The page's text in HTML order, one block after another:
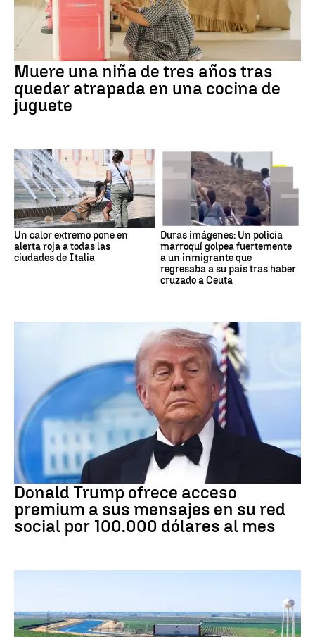
Muere una niña de tres años tras
quedar atrapada en una cocina de
juguete
Un calor extremo pone en
alerta roja a todas las
ciudades de Italia
Duras imágenes: Un policía
marroquí golpea fuertemente
a un inmigrante que
regresaba a su país tras haber
cruzado a Ceuta
DONALD TRUMP
Donald Trump ofrece acceso
premium a sus mensajes en su red
social por 100.000 dólares al mes